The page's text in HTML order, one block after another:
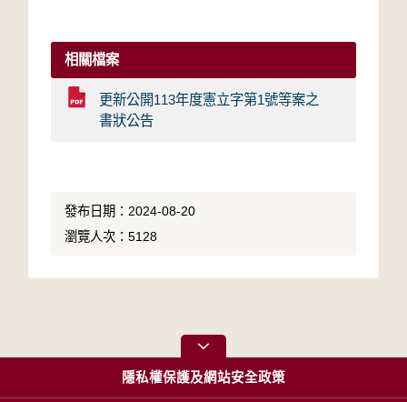
相關檔案
更新公開113年度憲立字第1號等案之
書狀公告
發布日期：2024-08-20
瀏覽人次：5128
隱私權保護及網站安全政策